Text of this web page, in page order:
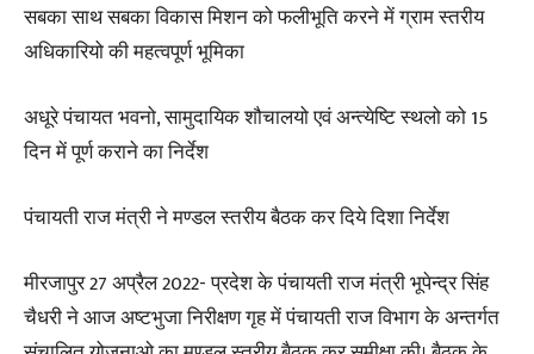
सबका साथ सबका विकास मिशन को फलीभूति करने में ग्राम स्तरीय
अधिकारियो की महत्वपूर्ण भूमिका
अधूरे पंचायत भवनो, सामुदायिक शौचालयो एवं अन्त्येष्टि स्थलो को 15
दिन में पूर्ण कराने का निर्देश
पंचायती राज मंत्री ने मण्डल स्तरीय बैठक कर दिये दिशा निर्देश
मीरजापुर 27 अप्रैल 2022- प्रदेश के पंचायती राज मंत्री भूपेन्द्र सिंह
चैधरी ने आज अष्टभुजा निरीक्षण गृह में पंचायती राज विभाग के अन्तर्गत